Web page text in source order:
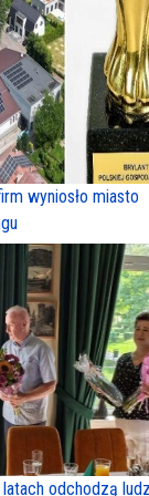
wyniosło miasto
odchodzą